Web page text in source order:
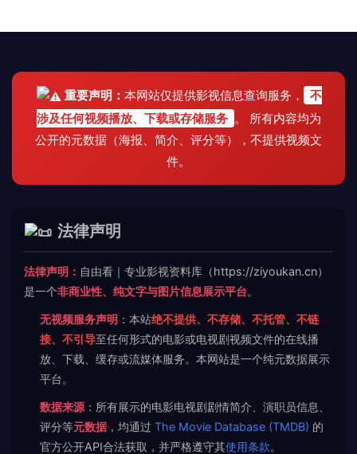
重要声明： 本网站仅提供影视信息查询服务，
不
涉及任何视频播放、下载或存储服务 。 所有内容均为
公开的元数据（海报、简介、评分等），不提供视频文
件。
法律声明
法律声明： 自由看｜专业影视资料库（https://ziyoukan.cn）
是一个非商业性、纯文字与图片信息展示平台。
无视频服务声明 ：本站绝不提供、不存储、不托管、不链
接、不引导至任何形式的电影或电视剧视频文件的在线播
放、下载、缓存或流媒体服务。本网站是一个纯元数据展示
平台。
数据来源 ：所有展示的电影电视剧剧情简介、演职员信息、
评分等元数据，均通过 The Movie Database (TMDB) 的
官方公开API合法获取，并严格遵守其使用条款。